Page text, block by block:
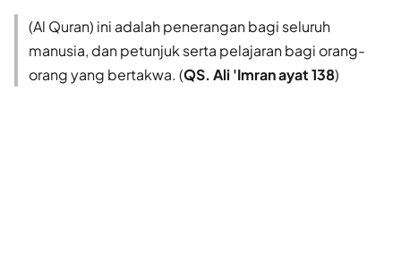
(Al Quran) ini adalah penerangan bagi seluruh
manusia, dan petunjuk serta pelajaran bagi orang-
orang yang bertakwa. (QS. Ali 'Imran ayat 138)